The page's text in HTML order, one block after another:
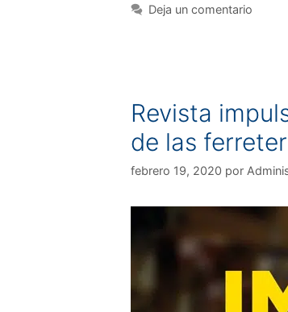
Deja un comentario
Revista
de las
febrero 19, 2020 por